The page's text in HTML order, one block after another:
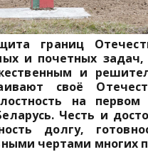
границ
и почетных
и
своё
на
Честь и
долгу,
чертами многих